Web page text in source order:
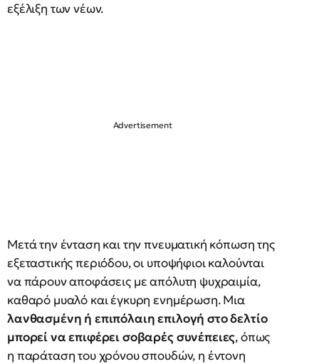
εξέλιξη των νέων.
Μετά την ένταση και την πνευματική κόπωση της
εξεταστικής περιόδου, οι υποψήφιοι καλούνται
να πάρουν αποφάσεις με απόλυτη ψυχραιμία,
καθαρό μυαλό και έγκυρη ενημέρωση. Μια
λανθασμένη ή επιπόλαιη επιλογή στο δελτίο
μπορεί να επιφέρει σοβαρές συνέπειες, όπως
η παράταση του χρόνου σπουδών, η έντονη